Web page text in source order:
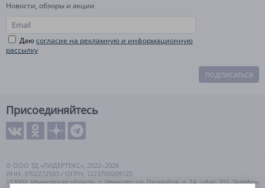
Новости, обзоры и акции
Даюсогласие на рекламную и информационную
рассылку
ПОДПИСАТЬСЯ
Присоединяйтесь
© ООО ТД «ЛИДЕРТЕКС», 2022–2026
ИНН: 3702272593 / ОГРН: 1223700009125
153002, Ивановская область, г. Иваново, ул. Громобоя, д. 1А, офис 202. Телефон